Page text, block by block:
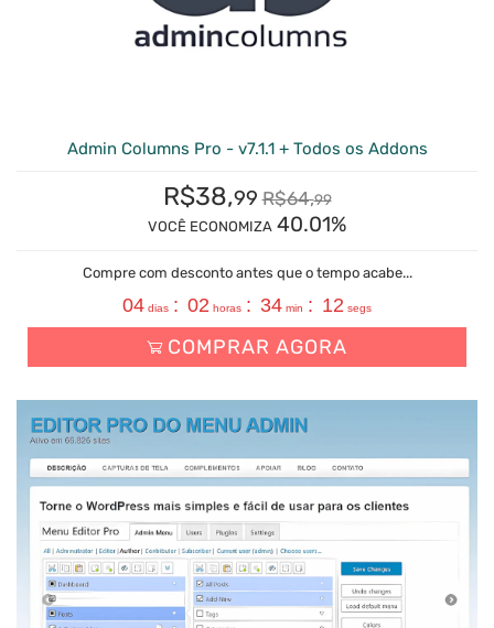
Admin Columns Pro - v7.1.1 + Todos os Addons
R$38,99 R$64,99
VOCÊ ECONOMIZA 40.01%
Compre com desconto antes que o tempo acabe...
04 dias : 02 horas : 34 min : 11 segs
COMPRAR AGORA